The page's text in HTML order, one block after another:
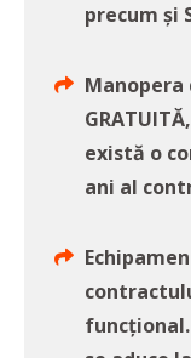
precum și
există o
ani al